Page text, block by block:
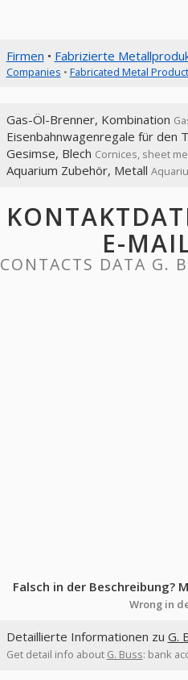
Firmen • Fabrizierte
Companies • Fabricated Metal
Gas-Öl-Brenner, Kombination
Eisenbahnwagenregale für den
Gesimse, Blech Cornices, sheet
Aquarium Zubehör, Metall
E-
CONTACTS DATA G.
Falsch in der Beschreibung?
Wrong in
Detaillierte Informationen zu G.
Get detail info about G. Buss: bank